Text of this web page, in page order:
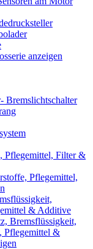
anzeigen
Bremslichtschalter
Pflegemittel, Filter &
Pflegemittel,
& Additive
Bremsflüssigkeit,
Pflegemittel &